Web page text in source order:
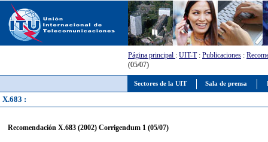
Sectores de la UIT Sala de prensa
Página principal : UIT-T: Publicaciones :
(05/07)
X.683 :
Recomendación X.683 (2002) Corrigendum 1 (05/07)